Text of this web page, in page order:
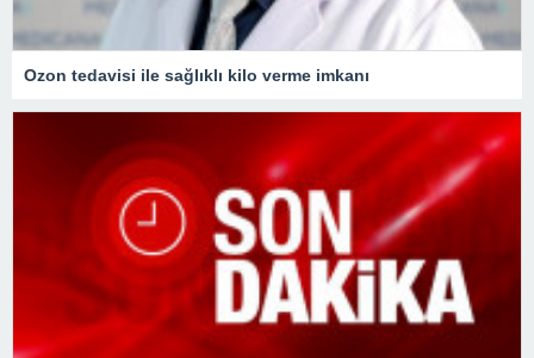
Ozon tedavisi ile sağlıklı kilo verme imkanı